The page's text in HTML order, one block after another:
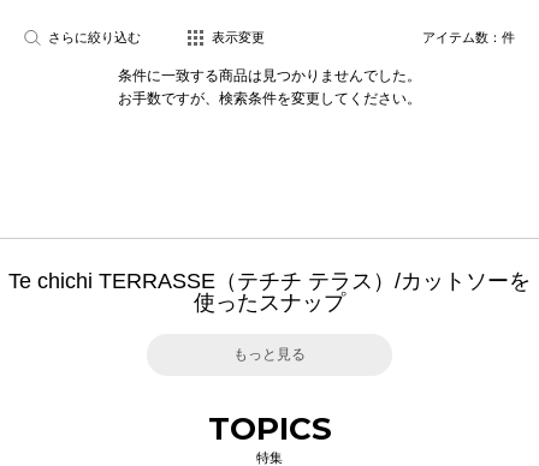
さらに絞り込む 表示変更 アイテム数： 件
条件に一致する商品は見つかりませんでした。
お手数ですが、検索条件を変更してください。
Te chichi TERRASSE（テチチ テラス）/カットソーを
使ったスナップ
もっと見る
TOPICS
特集